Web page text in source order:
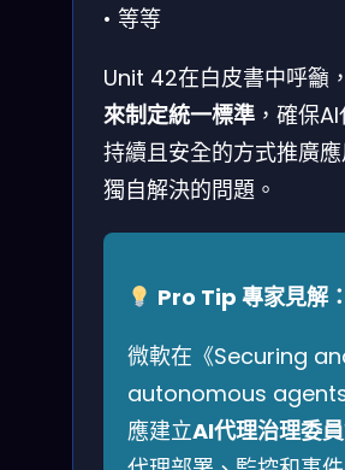
• 等等
Unit 42在白皮書中呼籲，
來制定統一標準 ，確保
持續且安全的方式推廣
獨自解決的問題。
Pro Tip 專家見解：
微軟在《Securing
autonomous agents
應建立AI代理治理委